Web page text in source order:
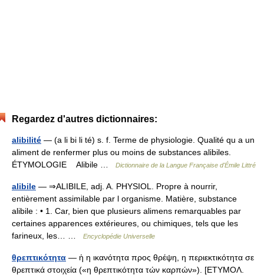
Regardez d'autres dictionnaires:
alibilité — (a li bi li té) s. f. Terme de physiologie. Qualité qu a un
aliment de renfermer plus ou moins de substances alibiles.
ÉTYMOLOGIE Alibile …
Dictionnaire de la Langue Française d'Émile Littré
alibile — ⇒ALIBILE, adj. A. PHYSIOL. Propre à nourrir,
entièrement assimilable par l organisme. Matière, substance
alibile : • 1. Car, bien que plusieurs alimens remarquables par
certaines apparences extérieures, ou chimiques, tels que les
farineux, les… …
Encyclopédie Universelle
θρεπτικότητα — ἡ η ικανότητα προς θρέψη, η περιεκτικότητα σε
θρεπτικά στοιχεία («η θρεπτικότητα τών καρπών»). [ΕΤΥΜΟΛ.